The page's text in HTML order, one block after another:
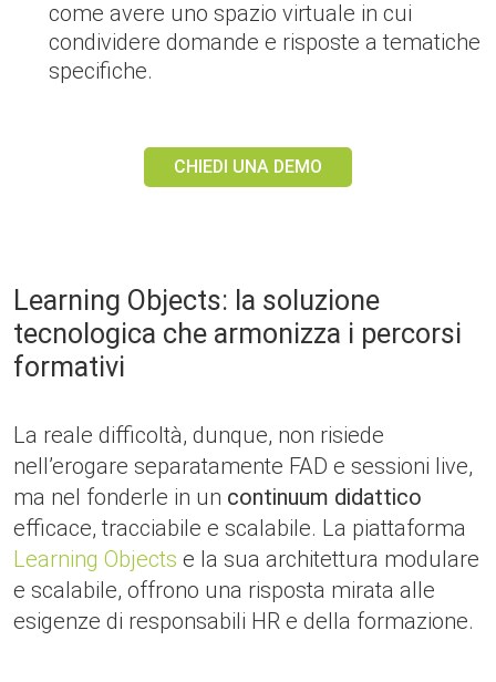
come avere uno spazio virtuale in cui
condividere domande e risposte a tematiche
specifiche.
CHIEDI UNA DEMO
Learning Objects: la soluzione
tecnologica che armonizza i percorsi
formativi
La reale difficoltà, dunque, non risiede
nell’erogare separatamente FAD e sessioni live,
ma nel fonderle in un continuum didattico
efficace, tracciabile e scalabile. La piattaforma
Learning Objects e la sua architettura modulare
e scalabile, offrono una risposta mirata alle
esigenze di responsabili HR e della formazione.